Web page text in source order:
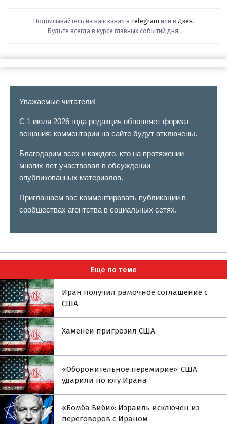
Подписывайтесь на наш канал в Telegram или в Дзен.
Будьте всегда в курсе главных событий дня.
Уважаемые читатели!
С 1 июля 2026 года редакция обновляет формат
вещания: комментарии на сайте будут отключены.
Благодарим всех и каждого, кто на протяжении
многих лет участвовал в обсуждении
опубликованных материалов.
Приглашаем вас комментировать публикации в
сообществах агентства в социальных сетях.
Ещё по теме
Иран получил рамочное соглашение с
США
Хаменеи пригрозил США
«Оборонительное перемирие»: США
ударили по югу Ирана
«Бомба Биби»: Израиль исключён из
переговоров с Ираном